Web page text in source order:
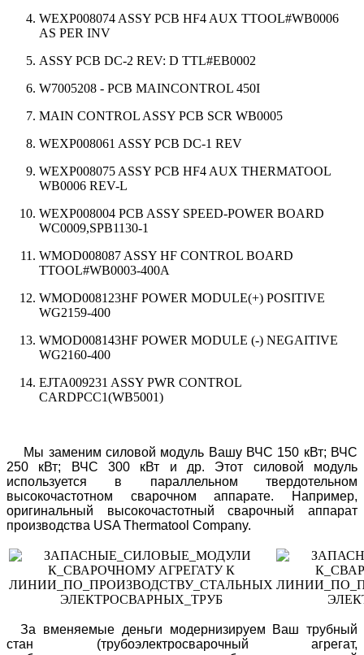
WEXP008074 ASSY PCB HF4 AUX TTOOL#WB0006
AS PER INV
ASSY PCB DC-2 REV: D TTL#EB0002
W7005208 - PCB MAINCONTROL 450I
MAIN CONTROL ASSY PCB SCR WB0005
WEXP008061 ASSY PCB DC-1 REV
WEXP008075 ASSY PCB HF4 AUX THERMATOOL
WB0006 REV-L
WEXP008004 PCB ASSY SPEED-POWER BOARD
WC0009,SPB1130-1
WMOD008087 ASSY HF CONTROL BOARD
TTOOL#WB0003-400A
WMOD008123HF POWER MODULE(+) POSITIVE
WG2159-400
WMOD008143HF POWER MODULE (-) NEGAITIVE
WG2160-400
EJTA009231 ASSY PWR CONTROL
CARDPCC1(WB5001)
Мы заменим силовой модуль Вашу ВЧС 150 кВт; ВЧС
250 кВт; ВЧС 300 кВт и др. Этот силовой модуль
используется в параллельном твердотельном
высокочастотном сварочном аппарате. Например,
оригинальный высокочастотный сварочный аппарат
производства USA Thermatool Company.
За вменяемые деньги модернизируем Ваш трубный
стан (трубоэлектросварочный агрегат,